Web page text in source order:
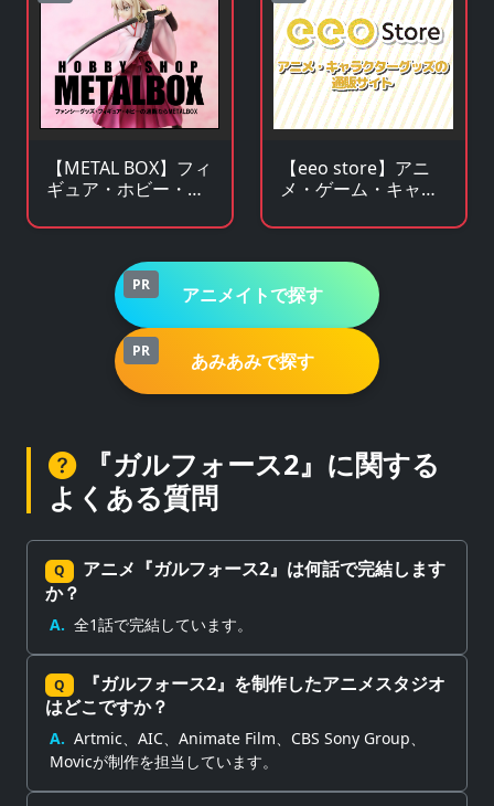
【METAL BOX】フィ
ギュア・ホビー・フ
販サイト
【eeo store】アニ
メ・ゲーム・キャラ
サイト
PR アニメイトで探す
PR あみあみで探す
『ガルフォース2』に関する
よくある質問
Q
アニメ『ガルフォース2』は何話で完結します
か？
A. 全1話で完結しています。
Q
『ガルフォース2』を制作したアニメスタジオ
はどこですか？
A. Artmic、AIC、Animate Film、CBS Sony Group、
Movicが制作を担当しています。